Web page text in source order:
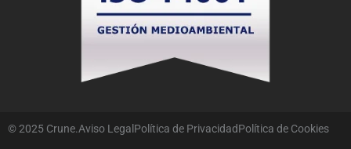
© 2025 Crune.Aviso Legal Política de PrivacidadPolítica de Cookies